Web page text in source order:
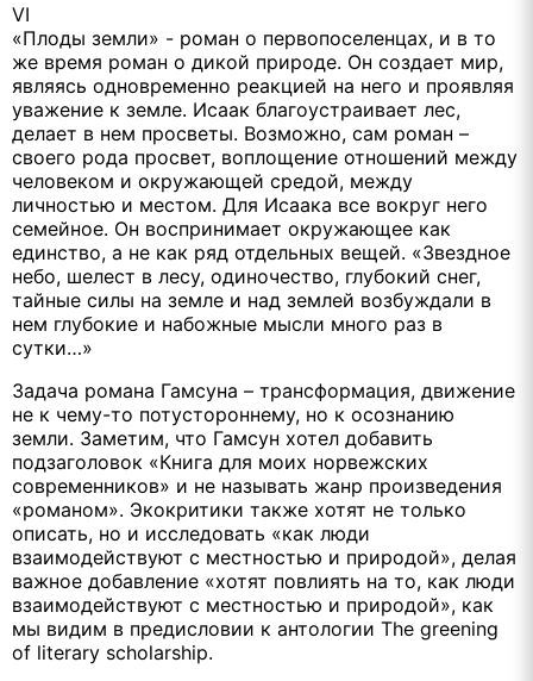
VI
«Плоды земли» - роман о первопоселенцах, и в то
же время роман о дикой природе. Он создает мир,
являясь одновременно реакцией на него и проявляя
уважение к земле. Исаак благоустраивает лес,
делает в нем просветы. Возможно, сам роман –
своего рода просвет, воплощение отношений между
человеком и окружающей средой, между
личностью и местом. Для Исаака все вокруг него
семейное. Он воспринимает окружающее как
единство, а не как ряд отдельных вещей. «Звездное
небо, шелест в лесу, одиночество, глубокий снег,
тайные силы на земле и над землей возбуждали в
нем глубокие и набожные мысли много раз в
сутки…»
Задача романа Гамсуна – трансформация, движение
не к чему-то потустороннему, но к осознанию
земли. Заметим, что Гамсун хотел добавить
подзаголовок «Книга для моих норвежских
современников» и не называть жанр произведения
«романом». Экокритики также хотят не только
описать, но и исследовать «как люди
взаимодействуют с местностью и природой», делая
важное добавление «хотят повлиять на то, как люди
взаимодействуют с местностью и природой», как
мы видим в предисловии к антологии The greening
of literary scholarship.